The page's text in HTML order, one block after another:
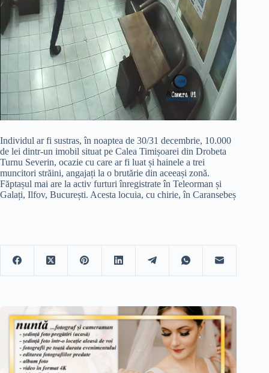
Individul ar fi sustras, în noaptea de 30/31 decembrie, 10.000
de lei dintr-un imobil situat pe Calea Timișoarei din Drobeta
Turnu Severin, ocazie cu care ar fi luat și hainele a trei
muncitori străini, angajați la o brutărie din aceeași zonă.
Făptașul mai are la activ furturi înregistrate în Teleorman și
Galați, Ilfov, București. Acesta locuia, cu chirie, în Caransebeș